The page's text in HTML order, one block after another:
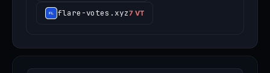
flare-votes.xyz7 VT